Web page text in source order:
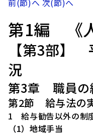
前(節)へ 次(節)へ
第1編 《
【第3部】
況
第3章 職員の
第2節 給与法の
1 給与勧告以外の制
（1）地域手当